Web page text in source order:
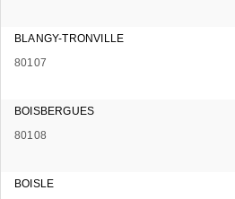
BLANGY-TRONVILLE
80107
BOISBERGUES
80108
BOISLE